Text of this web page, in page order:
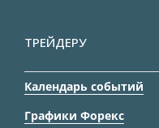
ТРЕЙДЕРУ
Календарь событий
Графики Форекс